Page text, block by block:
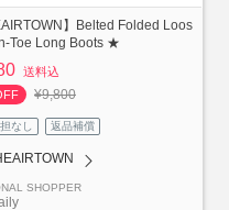
】Belted Folded Loos
Toe Long Boots ★
送料込
¥9,800
なし 返品補償
SHOPPER